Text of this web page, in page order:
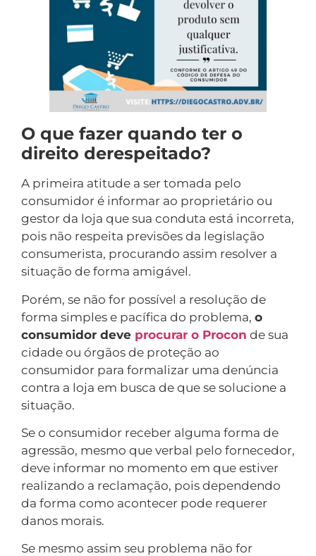
O que fazer quando ter o
direito derespeitado?
A primeira atitude a ser tomada pelo
consumidor é informar ao proprietário ou
gestor da loja que sua conduta está incorreta,
pois não respeita previsões da legislação
consumerista, procurando assim resolver a
situação de forma amigável.
Porém, se não for possível a resolução de
forma simples e pacífica do problema, o
consumidor deve procurar o Procon de sua
cidade ou órgãos de proteção ao
consumidor para formalizar uma denúncia
contra a loja em busca de que se solucione a
situação.
Se o consumidor receber alguma forma de
agressão, mesmo que verbal pelo fornecedor,
deve informar no momento em que estiver
realizando a reclamação, pois dependendo
da forma como acontecer pode requerer
danos morais.
Se mesmo assim seu problema não for